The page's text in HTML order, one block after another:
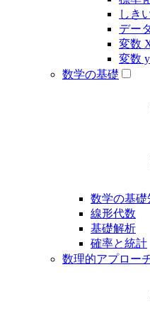
しき
デー
変数
変数 y
数学の基礎
数学の基礎
線形代数
基礎解析
確率と統計
数理的アプロー